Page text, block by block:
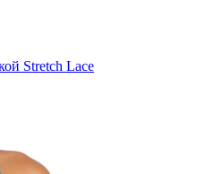
Stretch Lace